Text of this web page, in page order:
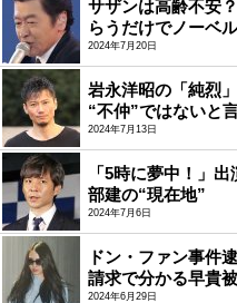
サザンは高齢不安
らうだけでノーベ
2024年7月20日
岩永洋昭の「純烈
“不仲”ではないと
2024年7月13日
「5時に夢中！」
部建の“現在地”
2024年7月6日
ドン・ファン事件
請求で分かる早貴
2024年6月29日